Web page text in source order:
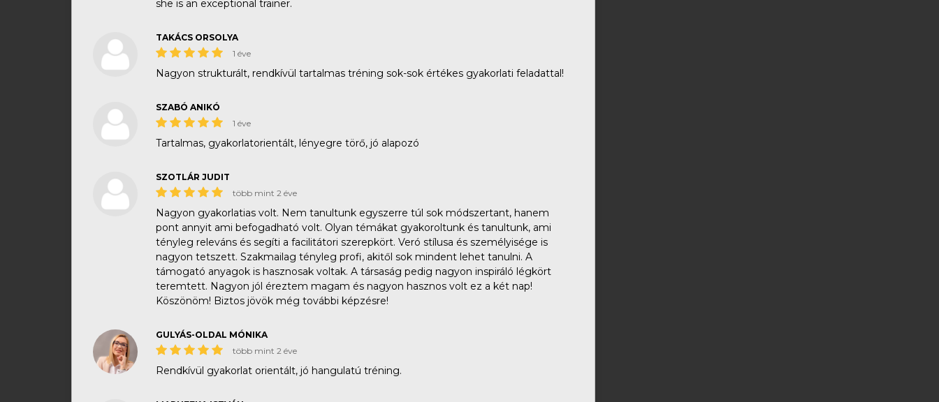
she is an exceptional trainer.
TAKÁCS ORSOLYA
1 éve
Nagyon strukturált, rendkívül tartalmas tréning sok-sok értékes gyakorlati feladattal!
SZABÓ ANIKÓ
1 éve
Tartalmas, gyakorlatorientált, lényegre törő, jó alapozó
SZOTLÁR JUDIT
több mint 2 éve
Nagyon gyakorlatias volt. Nem tanultunk egyszerre túl sok módszertant, hanem
pont annyit ami befogadható volt. Olyan témákat gyakoroltunk és tanultunk, ami
tényleg releváns és segíti a facilitátori szerepkört. Veró stílusa és személyisége is
nagyon tetszett. Szakmailag tényleg profi, akitől sok mindent lehet tanulni. A
támogató anyagok is hasznosak voltak. A társaság pedig nagyon inspiráló légkört
teremtett. Nagyon jól éreztem magam és nagyon hasznos volt ez a két nap!
Köszönöm! Biztos jövök még további képzésre!
GULYÁS-OLDAL MÓNIKA
több mint 2 éve
Rendkívül gyakorlat orientált, jó hangulatú tréning.